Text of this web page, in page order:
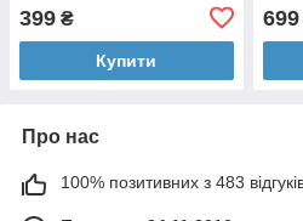
399 ₴
Купити
699
Про нас
100% позитивних з 483